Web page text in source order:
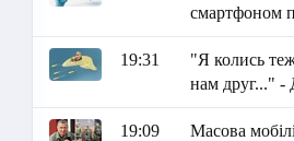
смартфоном
19:31
"Я колись
нам друг..." -
19:09
Масова